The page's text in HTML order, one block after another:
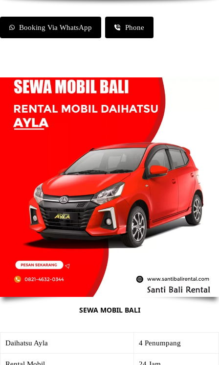
Booking Via WhatsApp Phone
SEWA MOBIL BALI
Daihatsu Ayla 4 Penumpang